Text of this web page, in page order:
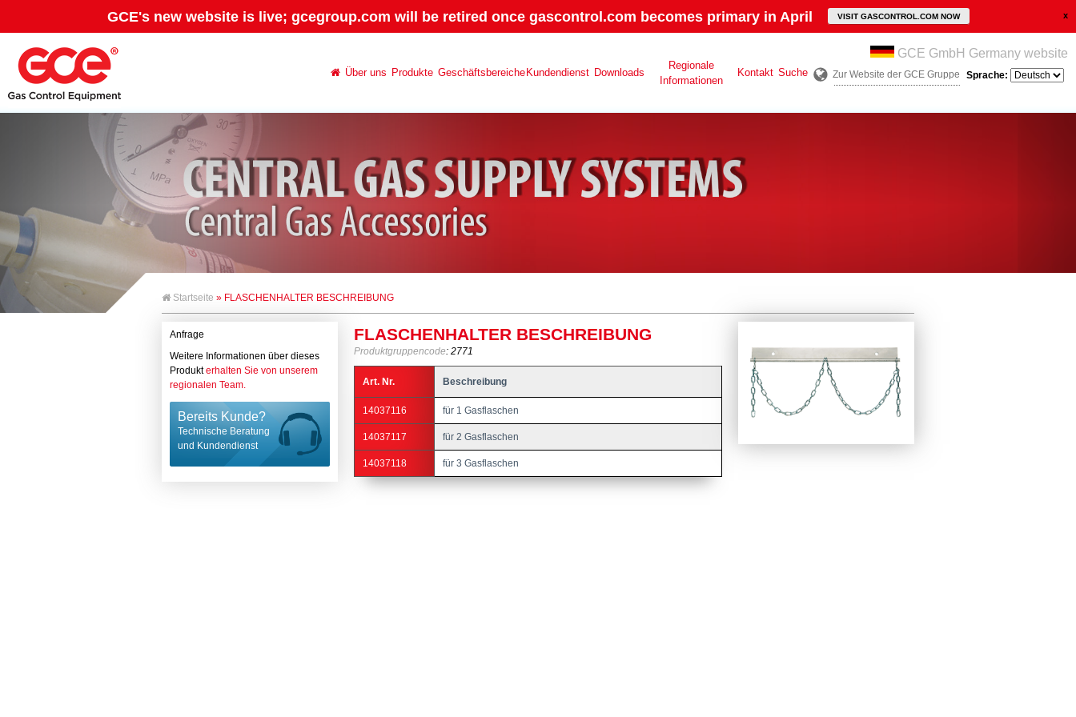
GCE's new website is live; gcegroup.com will be retired once gascontrol.com becomes primary in April VISIT GASCONTROL.COM NOW
Über uns Produkte Geschäftsbereiche Kundendienst Downloads
Regionale
Informationen
Kontakt Suche
GCE GmbH Germany website
Zur Website der GCE Gruppe Sprache:
Startseite » FLASCHENHALTER BESCHREIBUNG
Anfrage
Weitere Informationen über dieses
Produkterhalten Sie von unserem
regionalen Team.
Bereits Kunde?
Technische Beratung
und Kundendienst
FLASCHENHALTER BESCHREIBUNG
Produktgruppencode: 2771
Art. Nr. Beschreibung
14037116 für 1 Gasflaschen
14037117 für 2 Gasflaschen
14037118 für 3 Gasflaschen